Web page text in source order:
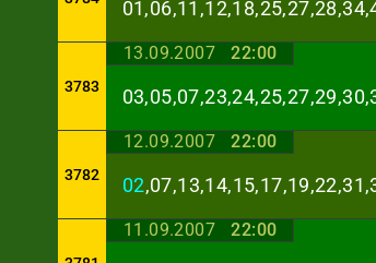
3783
13.09.2007 22:00
3782
12.09.2007 22:00
02
11.09.2007 22:00